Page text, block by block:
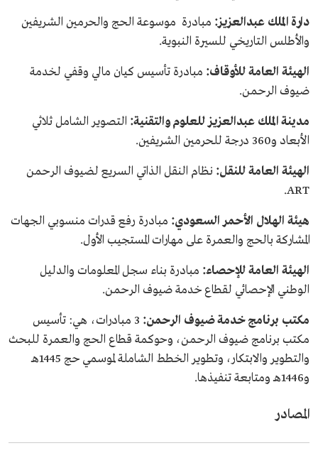
دارة الملك عبدالعزيز: مبادرة موسوعة الحج والحرمين الشريفين
والأطلس التاريخي للسيرة النبوية.
الهيئة العامة للأوقاف: مبادرة تأسيس كيان مالي وقفي لخدمة
ضيوف الرحمن.
مدينة الملك عبدالعزيز للعلوم والتقنية: التصوير الشامل ثلاثي
الأبعاد و360 درجة للحرمين الشريفين.
الهيئة العامة للنقل: نظام النقل الذاتي السريع لضيوف الرحمن
ART.
هيئة الهلال الأحمر السعودي: مبادرة رفع قدرات منسوبي الجهات
المشاركة بالحج والعمرة على مهارات المستجيب الأول.
الهيئة العامة للإحصاء: مبادرة بناء سجل المعلومات والدليل
الوطني الإحصائي لقطاع خدمة ضيوف الرحمن.
مكتب برنامج خدمة ضيوف الرحمن:
3 مبادرات، هي: تأسيس
مكتب برنامج ضيوف الرحمن، وحوكمة قطاع الحج والعمرة للبحث
والتطوير والابتكار، وتطوير الخطط الشاملة لموسمي حج 1445هـ
و1446هـ ومتابعة تنفيذها.
المصادر